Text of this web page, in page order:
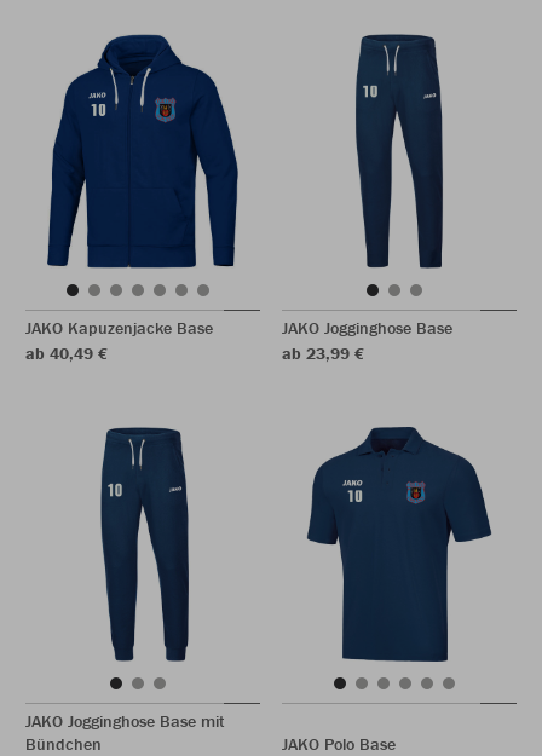
JAKO Kapuzenjacke Base
ab 40,49 €
JAKO Jogginghose Base
ab 23,99 €
JAKO Jogginghose Base mit
Bündchen
JAKO Polo Base